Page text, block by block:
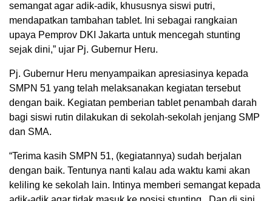
semangat agar adik-adik, khususnya siswi putri,
mendapatkan tambahan tablet. Ini sebagai rangkaian
upaya Pemprov DKI Jakarta untuk mencegah stunting
sejak dini,” ujar Pj. Gubernur Heru.
Pj. Gubernur Heru menyampaikan apresiasinya kepada
SMPN 51 yang telah melaksanakan kegiatan tersebut
dengan baik. Kegiatan pemberian tablet penambah darah
bagi siswi rutin dilakukan di sekolah-sekolah jenjang SMP
dan SMA.
“Terima kasih SMPN 51, (kegiatannya) sudah berjalan
dengan baik. Tentunya nanti kalau ada waktu kami akan
keliling ke sekolah lain. Intinya memberi semangat kepada